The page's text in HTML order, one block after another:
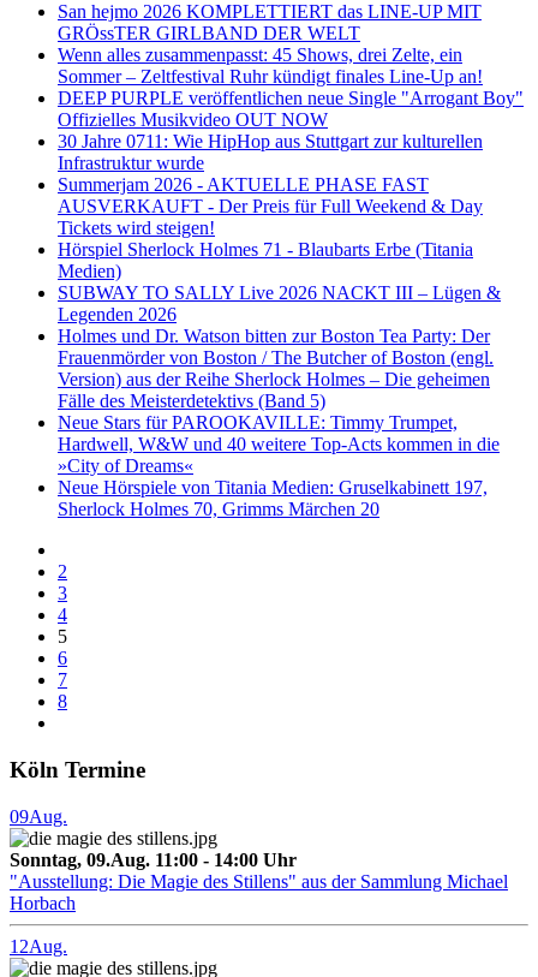
San hejmo 2026 KOMPLETTIERT das LINE-UP MIT
GRÖssTER GIRLBAND DER WELT
Wenn alles zusammenpasst: 45 Shows, drei Zelte, ein
Sommer – Zeltfestival Ruhr kündigt finales Line-Up an!
DEEP PURPLE veröffentlichen neue Single "Arrogant Boy"
Offizielles Musikvideo OUT NOW
30 Jahre 0711: Wie HipHop aus Stuttgart zur kulturellen
Infrastruktur wurde
Summerjam 2026 - AKTUELLE PHASE FAST
AUSVERKAUFT - Der Preis für Full Weekend & Day
Tickets wird steigen!
Hörspiel Sherlock Holmes 71 - Blaubarts Erbe (Titania
Medien)
SUBWAY TO SALLY Live 2026 NACKT III – Lügen &
Legenden 2026
Holmes und Dr. Watson bitten zur Boston Tea Party: Der
Frauenmörder von Boston / The Butcher of Boston (engl.
Version) aus der Reihe Sherlock Holmes – Die geheimen
Fälle des Meisterdetektivs (Band 5)
Neue Stars für PAROOKAVILLE: Timmy Trumpet,
Hardwell, W&W und 40 weitere Top-Acts kommen in die
»City of Dreams«
Neue Hörspiele von Titania Medien: Gruselkabinett 197,
Sherlock Holmes 70, Grimms Märchen 20
2
3
4
5
6
7
8
Köln Termine
09Aug.
Sonntag, 09.Aug. 11:00 - 14:00 Uhr
"Ausstellung: Die Magie des Stillens" aus der Sammlung Michael
Horbach
12Aug.